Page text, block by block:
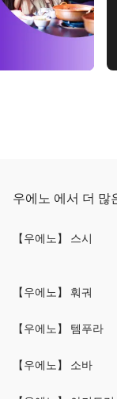
우에노 에서 더 많
【우에노】 스시
【우에노】 훠궈
【우에노】 템푸라
【우에노】 소바